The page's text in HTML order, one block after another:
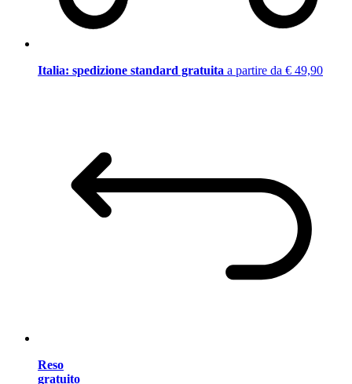
Italia: spedizione standard gratuita a partire da € 49,90
Reso
gratuito